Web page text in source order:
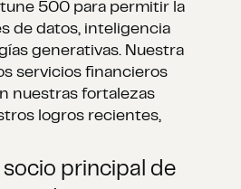
500 para permitir la
de datos, inteligencia
generativas. Nuestra
servicios financieros
nuestras fortalezas
logros recientes,
principal de